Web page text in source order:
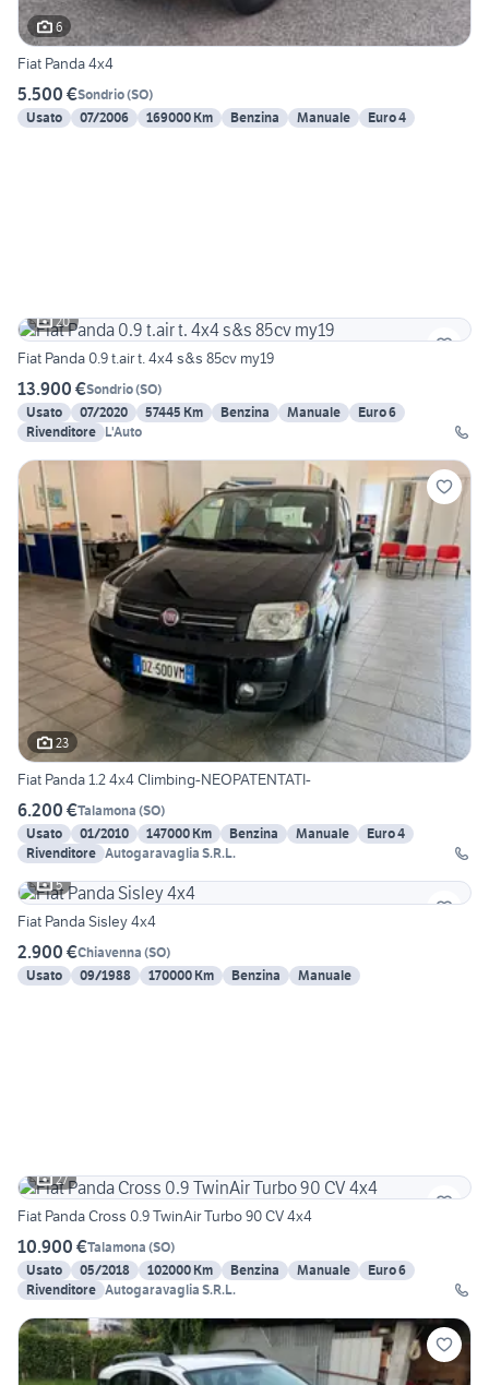
6
Fiat Panda 4x4
5.500 €Sondrio(SO)
Usato
07/2006 169000 Km Benzina Manuale Euro 4
20
Fiat Panda 0.9 t.air t. 4x4 s&s 85cv my19
13.900 €Sondrio(SO)
Usato
07/2020 57445 Km Benzina Manuale
Euro 6
Rivenditore L'Auto
23
Fiat Panda 1.2 4x4 Climbing-NEOPATENTATI-
6.200 €Talamona (SO)
Usato
01/2010 147000 Km Benzina Manuale
Euro 4
Rivenditore Autogaravaglia S.R.L.
5
Fiat Panda Sisley 4x4
2.900 €Chiavenna (SO)
Usato
09/1988 170000 Km Benzina Manuale
27
Fiat Panda Cross 0.9 TwinAir Turbo 90 CV 4x4
10.900 €Talamona (SO)
Usato
05/2018 102000 Km Benzina Manuale
Euro 6
Rivenditore Autogaravaglia S.R.L.